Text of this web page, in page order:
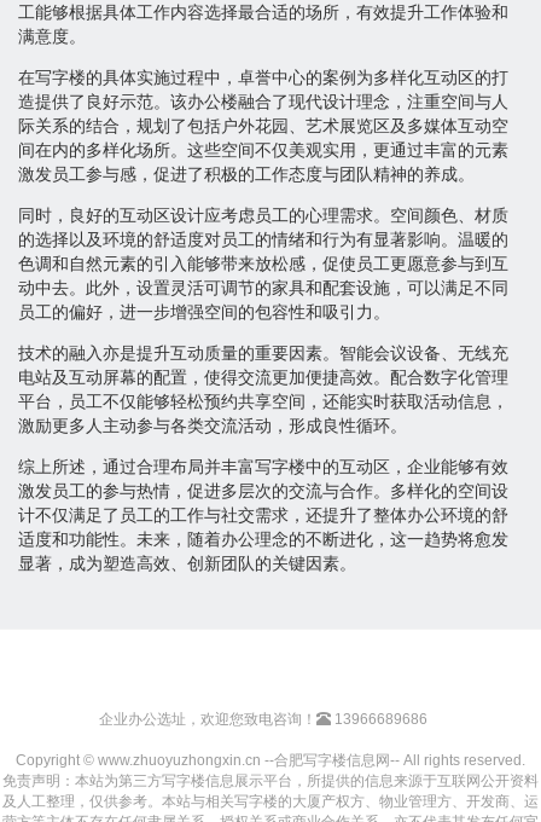
工能够根据具体工作内容选择最合适的场所，有效提升工作体验和
满意度。
在写字楼的具体实施过程中，卓誉中心的案例为多样化互动区的打
造提供了良好示范。该办公楼融合了现代设计理念，注重空间与人
际关系的结合，规划了包括户外花园、艺术展览区及多媒体互动空
间在内的多样化场所。这些空间不仅美观实用，更通过丰富的元素
激发员工参与感，促进了积极的工作态度与团队精神的养成。
同时，良好的互动区设计应考虑员工的心理需求。空间颜色、材质
的选择以及环境的舒适度对员工的情绪和行为有显著影响。温暖的
色调和自然元素的引入能够带来放松感，促使员工更愿意参与到互
动中去。此外，设置灵活可调节的家具和配套设施，可以满足不同
员工的偏好，进一步增强空间的包容性和吸引力。
技术的融入亦是提升互动质量的重要因素。智能会议设备、无线充
电站及互动屏幕的配置，使得交流更加便捷高效。配合数字化管理
平台，员工不仅能够轻松预约共享空间，还能实时获取活动信息，
激励更多人主动参与各类交流活动，形成良性循环。
综上所述，通过合理布局并丰富写字楼中的互动区，企业能够有效
激发员工的参与热情，促进多层次的交流与合作。多样化的空间设
计不仅满足了员工的工作与社交需求，还提升了整体办公环境的舒
适度和功能性。未来，随着办公理念的不断进化，这一趋势将愈发
显著，成为塑造高效、创新团队的关键因素。
企业办公选址，欢迎您致电咨询！ 13966689686
Copyright © www.zhuoyuzhongxin.cn --合肥写字楼信息网-- All rights reserved.
免责声明：本站为第三方写字楼信息展示平台，所提供的信息来源于互联网公开资料
及人工整理，仅供参考。本站与相关写字楼的大厦产权方、物业管理方、开发商、运